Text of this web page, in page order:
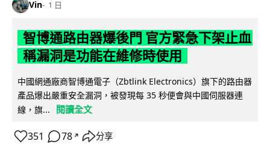
Vin 1 日
智博通路由器爆後門 官方緊急下架止血
稱漏洞是功能在維修時使用
中國網通廠商智博通電子（Zbtlink Electronics）旗下的路由器
產品爆出嚴重安全漏洞，被發現每 35 秒便會與中國伺服器連
線，旗...
閱讀全文
351 78 ↗ 分享